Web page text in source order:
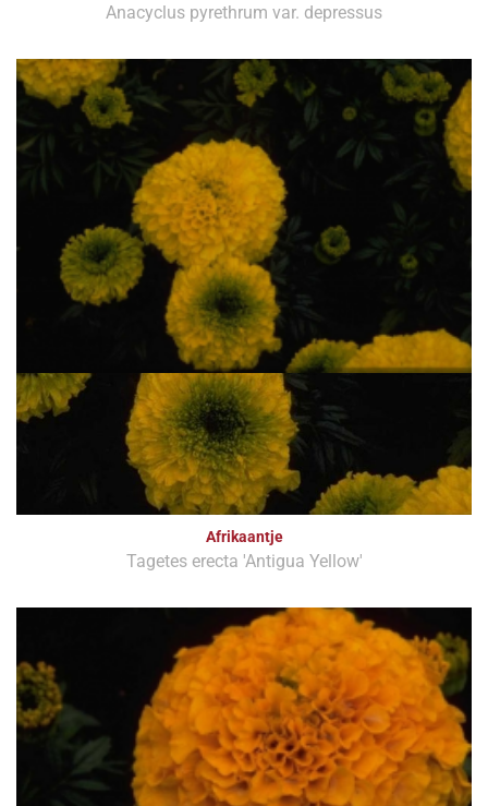
Anacyclus pyrethrum var. depressus
Afrikaantje
Tagetes erecta 'Antigua Yellow'